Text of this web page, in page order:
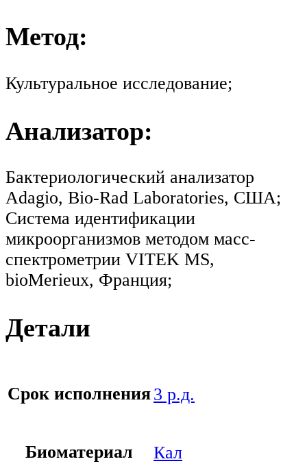
Метод:
Культуральное исследование;
Анализатор:
Бактериологический анализатор
Adagio, Bio-Rad Laboratories, США;
Система идентификации
микроорганизмов методом масс-
спектрометрии VITEK MS,
bioMerieux, Франция;
Детали
Срок исполнения3 р.д.
Биоматериал Кал